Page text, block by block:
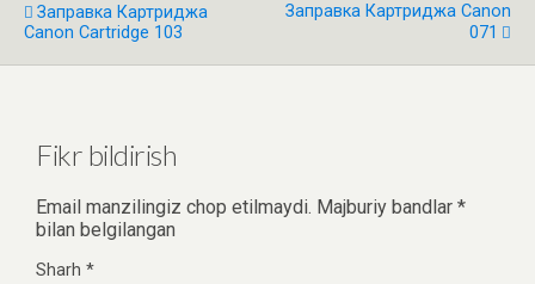
Заправка Картриджа
Canon Cartridge 103
Заправка Картриджа Canon
071
Fikr bildirish
Email manzilingiz chop etilmaydi. Majburiy bandlar *
bilan belgilangan
Sharh *